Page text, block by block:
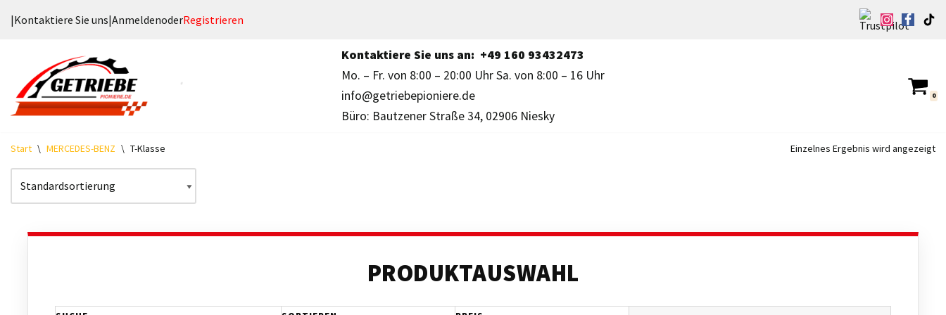
springen
|Kontaktiere Sie uns|AnmeldenoderRegistrieren
Kontaktiere Sie uns an: +49 160 93432473
Mo. – Fr. von 8:00 – 20:00 Uhr Sa. von 8:00 – 16 Uhr
info@getriebepioniere.de
Büro: Bautzener Straße 34, 02906 Niesky
0
Start \ MERCEDES-BENZ \ T-Klasse Einzelnes Ergebnis wird angezeigt
PRODUKTAUSWAHL